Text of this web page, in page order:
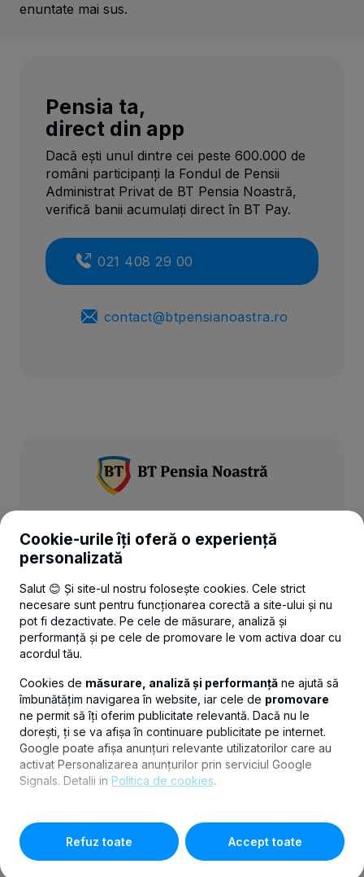
enuntate mai sus.
Pensia ta,
direct din app
Dacă ești unul dintre cei peste 600.000 de
români participanți la Fondul de Pensii
Administrat Privat de BT Pensia Noastră,
verifică banii acumulați direct în BT Pay.
021 408 29 00
contact@btpensianoastra.ro
UTILE
CONTACT
© Copyright 2026 Banca Transilvania.
Cookie-urile îți oferă o experiență
personalizată
Salut 😊 Și site-ul nostru folosește cookies. Cele strict
necesare sunt pentru funcționarea corectă a site-ului și nu
pot fi dezactivate. Pe cele de măsurare, analiză și
performanță și pe cele de promovare le vom activa doar cu
acordul tău.
Cookies de măsurare, analiză și performanță ne ajută să
îmbunătățim navigarea în website, iar cele de promovare
ne permit să îți oferim publicitate relevantă. Dacă nu le
dorești, ți se va afișa în continuare publicitate pe internet.
Google poate afișa anunțuri relevante utilizatorilor care au
activat Personalizarea anunțurilor prin serviciul Google
Signals. Detalii in Politica de cookies.
cookies"
Refuz toate
Accept toate